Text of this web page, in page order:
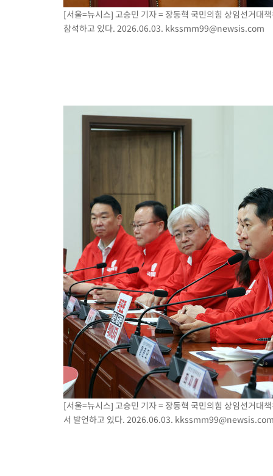
[서울=뉴시스] 고승민 기자 = 장동혁 국민의힘 상임선거대
참석하고 있다. 2026.06.03. kkssmm99@newsis.com
[서울=뉴시스] 고승민 기자 = 장동혁 국민의힘 상임선거대
서 발언하고 있다. 2026.06.03.